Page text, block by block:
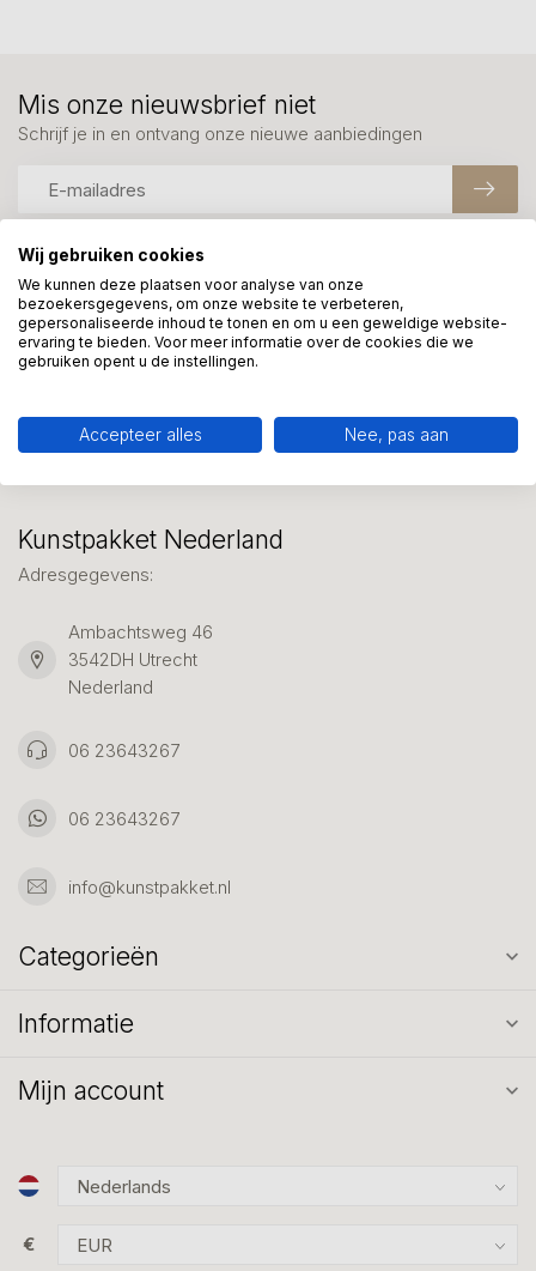
Meer informatie?
We helpen graag met uw keuze of geven advies, bel of app
ons 7 dagen per week: 06-23643267
Mis onze nieuwsbrief niet
Schrijf je in en ontvang onze nieuwe aanbiedingen
Kunstpakket Nederland
Adresgegevens:
Ambachtsweg 46
3542DH Utrecht
Nederland
06 23643267
06 23643267
info@kunstpakket.nl
Categorieën
Informatie
Mijn account
€
Wij gebruiken cookies
We kunnen deze plaatsen voor analyse van onze
bezoekersgegevens, om onze website te verbeteren,
gepersonaliseerde inhoud te tonen en om u een geweldige website-
ervaring te bieden. Voor meer informatie over de cookies die we
gebruiken opent u de instellingen.
Accepteer alles Nee, pas aan